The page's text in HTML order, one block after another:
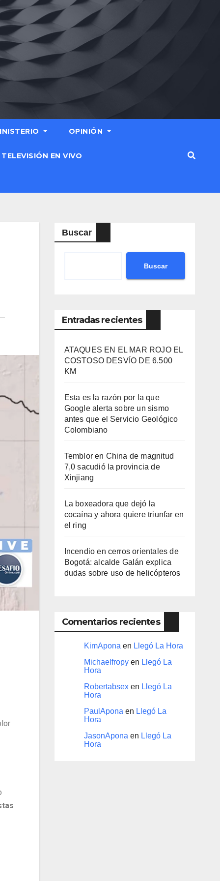
OPINIÓN
TELEVISIÓN EN VIVO
Buscar
Buscar
Entradas recientes
ATAQUES EN EL MAR ROJO EL
COSTOSO DESVÍO DE 6.500
KM
Esta es la razón por la que
Google alerta sobre un sismo
antes que el Servicio Geológico
Colombiano
Temblor en China de magnitud
7,0 sacudió la provincia de
Xinjiang
La boxeadora que dejó la
cocaína y ahora quiere triunfar en
el ring​
Incendio en cerros orientales de
Bogotá: alcalde Galán explica
dudas sobre uso de helicópteros
Comentarios recientes
KimAponaen Llegó La Hora
Michaelfropyen Llegó La
Hora
Robertabsexen Llegó La
Hora
PaulAponaen Llegó La
Hora
JasonAponaen Llegó La
Hora